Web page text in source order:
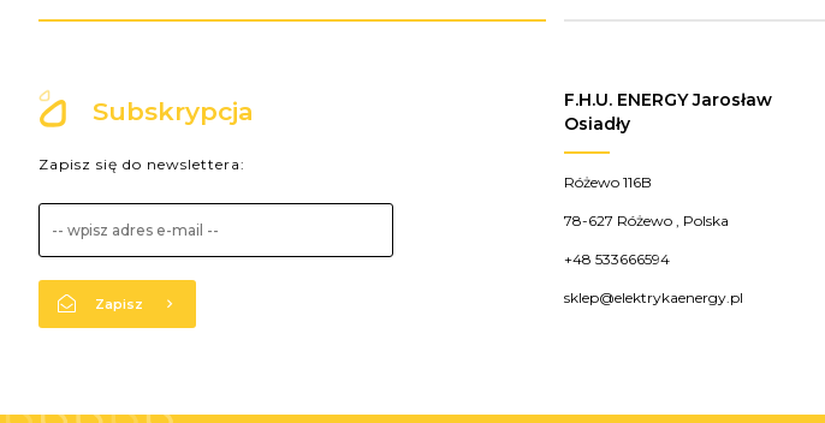
Subskrypcja
Zapisz się do newslettera:
Zapisz
F.H.U. ENERGY Jarosław
Osiadły
Różewo 116B
78-627 Różewo Polska
+48 533666594
sklep@elektrykaenergy.pl